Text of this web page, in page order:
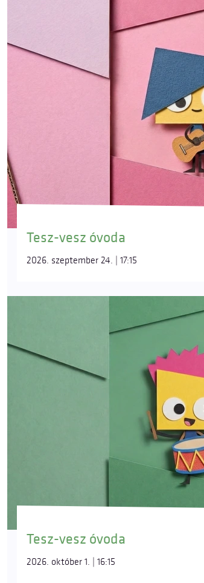
Tesz-vesz óvoda
2026. szeptember 24. | 17:15
Tesz-vesz óvoda
2026. október 1. | 16:15